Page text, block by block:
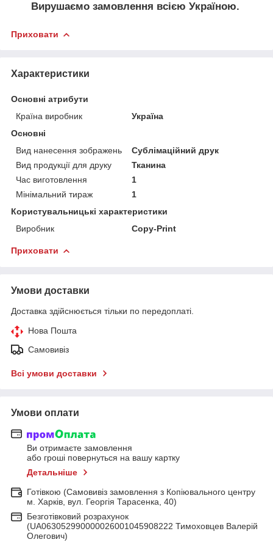
Вирушаємо замовлення всією Україною.
Приховати
Характеристики
Основні атрибути
Країна виробник
Україна
Основні
Вид нанесення зображень
Сублімаційний друк
Вид продукції для друку
Тканина
Час виготовлення
1
Мінімальний тираж
1
Користувальницькі характеристики
Виробник
Copy-Print
Приховати
Умови доставки
Доставка здійснюється тільки по передоплаті.
Нова Пошта
Самовивіз
Всі умови доставки
Умови оплати
Ви отримаєте замовлення
або гроші повернуться на вашу картку
Детальніше
Готівкою (Самовивіз замовлення з Копіювального центру
м. Харків, вул. Георгія Тарасенка, 40)
Безготівковий розрахунок
(UA063052990000026001045908222 Тимоховцев Валерій
Олегович)